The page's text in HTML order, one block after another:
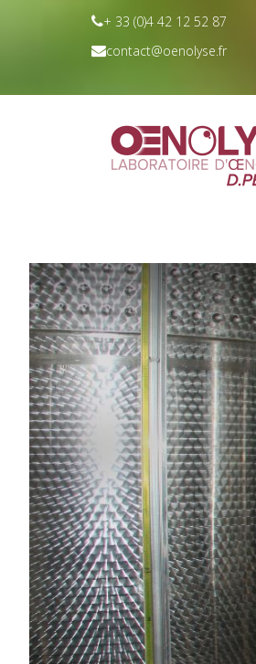
+ 33 (0)4 42 12 52 87
contact@oenolyse.fr